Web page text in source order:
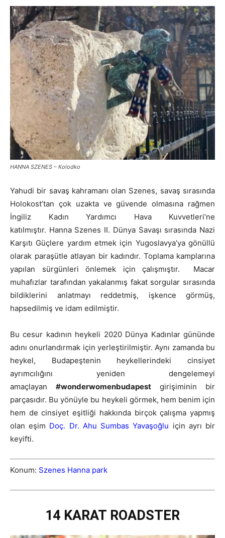
HANNA SZENES – Kolodko
Yahudi bir savaş kahramanı olan Szenes, savaş sırasında
Holokost’tan çok uzakta ve güvende olmasına rağmen
İngiliz Kadın Yardımcı Hava Kuvvetleri’ne
katılmıştır. Hanna Szenes II. Dünya Savaşı sırasında Nazi
Karşıtı Güçlere yardım etmek için Yugoslavya’ya gönüllü
olarak paraşütle atlayan bir kadındır. Toplama kamplarına
yapılan sürgünleri önlemek için çalışmıştır. Macar
muhafızlar tarafından yakalanmış fakat sorgular sırasında
bildiklerini anlatmayı reddetmiş, işkence görmüş,
hapsedilmiş ve idam edilmiştir.
Bu cesur kadının heykeli 2020 Dünya Kadınlar gününde
adını onurlandırmak için yerleştirilmiştir. Aynı zamanda bu
heykel, Budapeştenin heykellerindeki cinsiyet
ayrımcılığını yeniden dengelemeyi
amaçlayan#wonderwomenbudapest girişiminin bir
parçasıdır. Bu yönüyle bu heykeli görmek, hem benim için
hem de cinsiyet eşitliği hakkında birçok çalışma yapmış
olan eşim Doç. Dr. Ahu Sumbas Yavaşoğlu için ayrı bir
keyifti.
Konum: Szenes Hanna park
14 KARAT ROADSTER